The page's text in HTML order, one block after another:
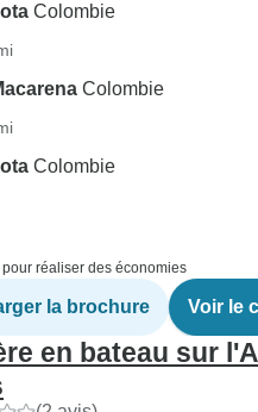
Colombie
Colombie
Colombie
pour réaliser des économies
la brochure Voir le
en bateau sur